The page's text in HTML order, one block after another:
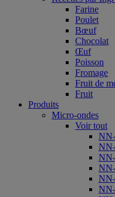
Farine
Poulet
Bœuf
Chocolat
Œuf
Poisson
Fromage
Fruit de
Fruit
Produits
Micro-ondes
Voir tout